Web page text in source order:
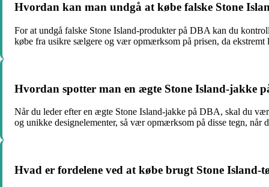
Hvordan kan man undgå at købe falske Stone
For at undgå falske Stone Island-produkter på DBA kan du
købe fra usikre sælgere og vær opmærksom på prisen, da
Hvordan spotter man en ægte Stone Island-jakke
Når du leder efter en ægte Stone Island-jakke på DBA, skal du
og unikke designelementer, så vær opmærksom på disse tegn, når
Hvad er fordelene ved at købe brugt Stone Island-